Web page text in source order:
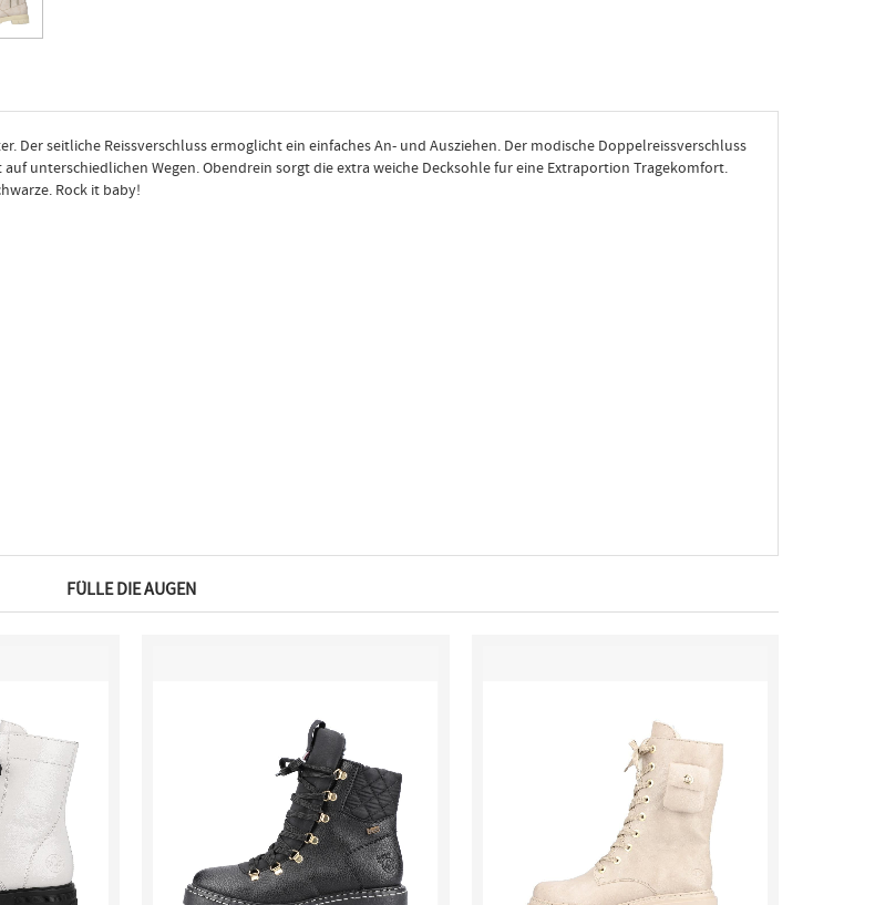
Der seitliche Reissverschluss ermoglicht ein einfaches An- und Ausziehen. Der modische Doppelreissverschluss
unterschiedlichen Wegen. Obendrein sorgt die extra weiche Decksohle fur eine Extraportion Tragekomfort.
Rock it baby!
FÜLLE DIE AUGEN